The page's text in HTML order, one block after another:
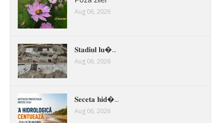
Aug 06, 2026
𝐒𝐭𝐚𝐝𝐢𝐮𝐥 𝐥𝐮�...
Aug 06, 2026
𝐒𝐞𝐜𝐞𝐭𝐚 𝐡𝐢𝐝�...
Aug 06, 2026